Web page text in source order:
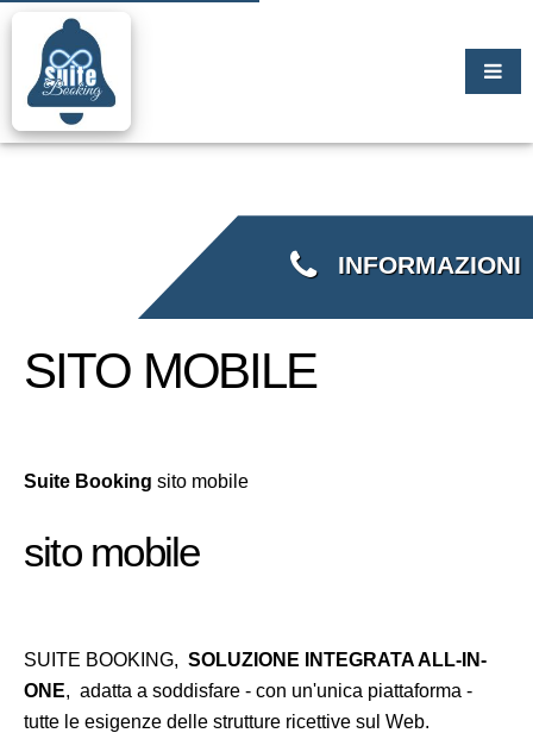
INFORMAZIONI
SITO MOBILE
Suite Booking sito mobile
sito mobile
SUITE BOOKING, SOLUZIONE INTEGRATA ALL-IN-
ONE, adatta a soddisfare - con un'unica piattaforma -
tutte le esigenze delle strutture ricettive sul Web.